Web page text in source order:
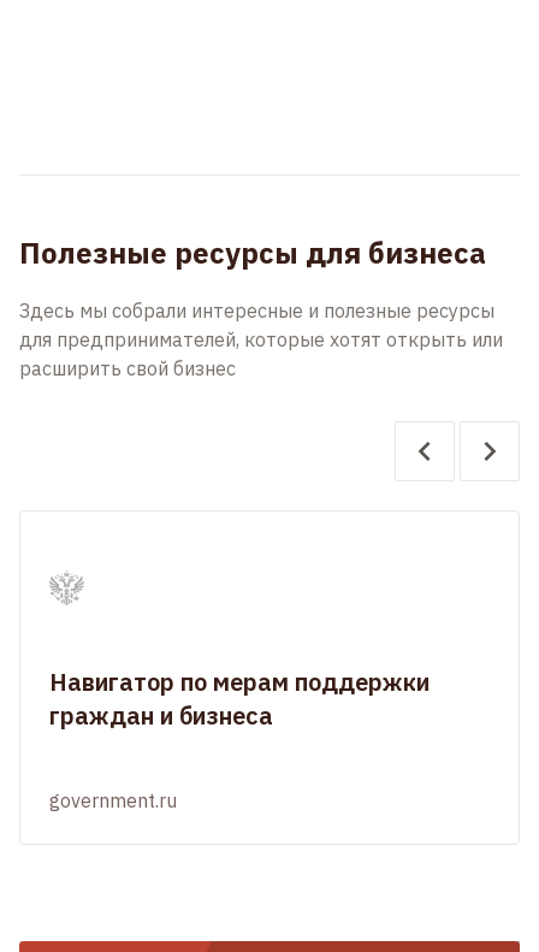
Полезные ресурсы для бизнеса
Здесь мы собрали интересные и полезные ресурсы
для предпринимателей, которые хотят открыть или
расширить свой бизнес
Навигатор по мерам поддержки
граждан и бизнеса
government.ru